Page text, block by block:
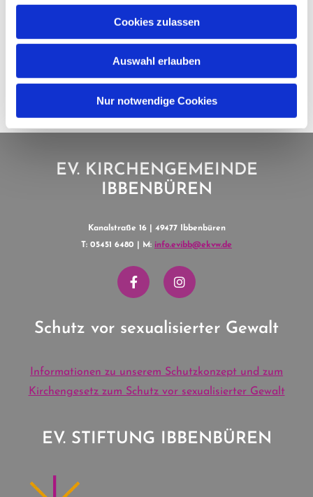
Cookies zulassen
Auswahl erlauben
Nur notwendige Cookies
EV. KIRCHENGEMEINDE
IBBENBÜREN
Kanalstraße 16 | 49477 Ibbenbüren
T: 05451 6480 | M: info.evibb@ekvw.de
Schutz vor sexualisierter Gewalt
Informationen zu unserem Schutzkonzept und zum
Kirchengesetz zum Schutz vor sexualisierter Gewalt
EV. STIFTUNG IBBENBÜREN